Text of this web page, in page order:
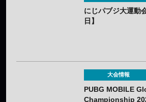
にじパブジ大運動
日】
大会情報
PUBG MOBILE
Championship